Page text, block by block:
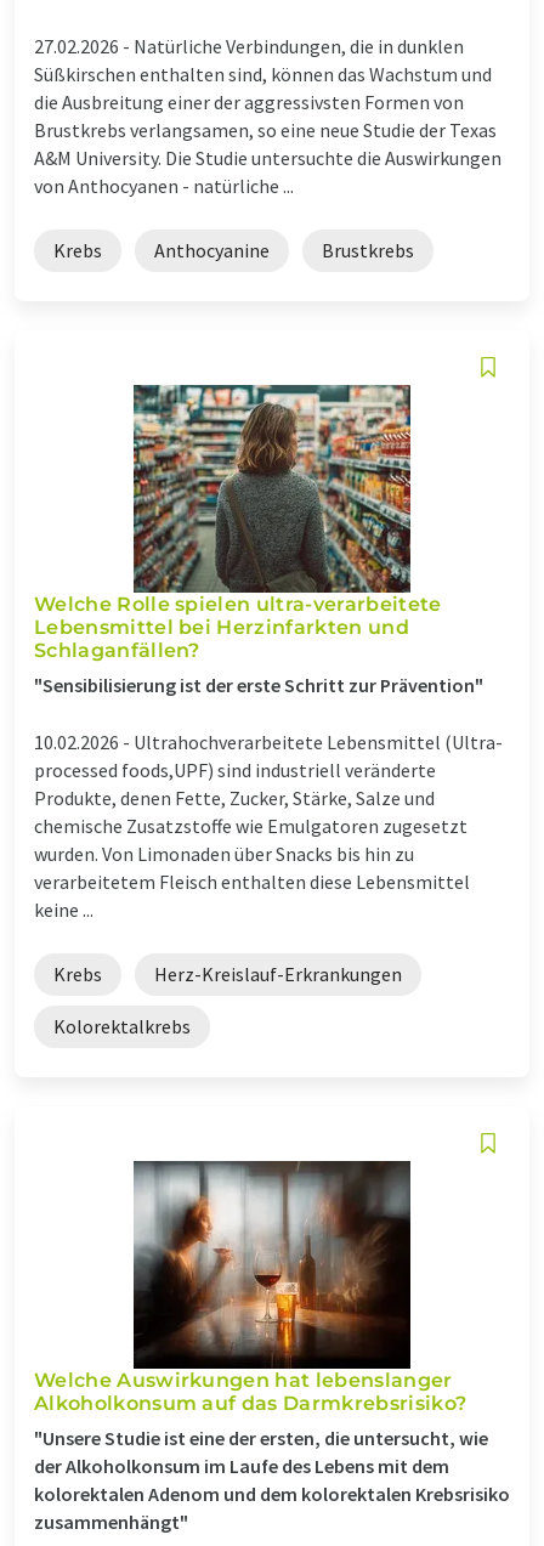
27.02.2026 - Natürliche Verbindungen, die in dunklen
Süßkirschen enthalten sind, können das Wachstum und
die Ausbreitung einer der aggressivsten Formen von
Brustkrebs verlangsamen, so eine neue Studie der Texas
A&M University. Die Studie untersuchte die Auswirkungen
von Anthocyanen - natürliche ...
Krebs Anthocyanine Brustkrebs
Welche Rolle spielen ultra-verarbeitete
Lebensmittel bei Herzinfarkten und
Schlaganfällen?
"Sensibilisierung ist der erste Schritt zur Prävention"
10.02.2026 - Ultrahochverarbeitete Lebensmittel (Ultra-
processed foods,UPF) sind industriell veränderte
Produkte, denen Fette, Zucker, Stärke, Salze und
chemische Zusatzstoffe wie Emulgatoren zugesetzt
wurden. Von Limonaden über Snacks bis hin zu
verarbeitetem Fleisch enthalten diese Lebensmittel
keine ...
Krebs Herz-Kreislauf-Erkrankungen
Kolorektalkrebs
Welche Auswirkungen hat lebenslanger
Alkoholkonsum auf das Darmkrebsrisiko?
"Unsere Studie ist eine der ersten, die untersucht, wie
der Alkoholkonsum im Laufe des Lebens mit dem
kolorektalen Adenom und dem kolorektalen Krebsrisiko
zusammenhängt"